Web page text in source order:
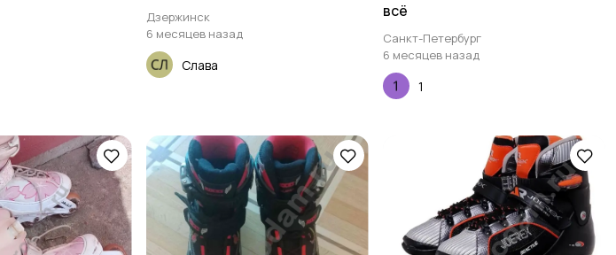
Дзержинск
6 месяцев назад
Слава
всё
Санкт-Петербург
6 месяцев назад
1